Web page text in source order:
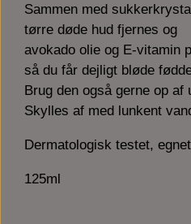
Sammen med
tørre døde hud fjernes og
avokado olie og E-vitamin
så du får dejligt bløde
Brug den også gerne op af
Skylles af med lunkent
Dermatologisk testet,
125ml